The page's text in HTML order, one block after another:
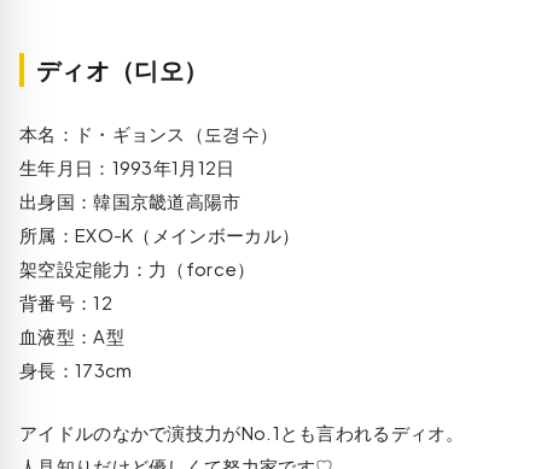
ディオ（디오）
本名：ド・ギョンス（도경수）
生年月日：1993年1月12日
出身国：韓国京畿道高陽市
所属：EXO-K（メインボーカル）
架空設定能力：力（force）
背番号：12
血液型：A型
身長：173cm
アイドルのなかで演技力がNo.1とも言われるディオ。